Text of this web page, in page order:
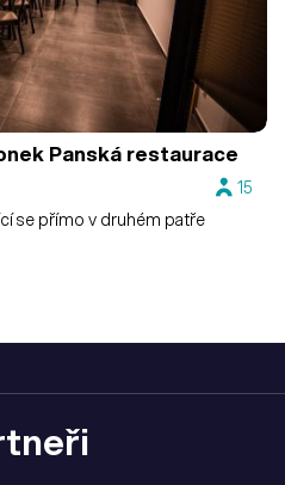
Panská restaurace
15
se přímo v druhém patře